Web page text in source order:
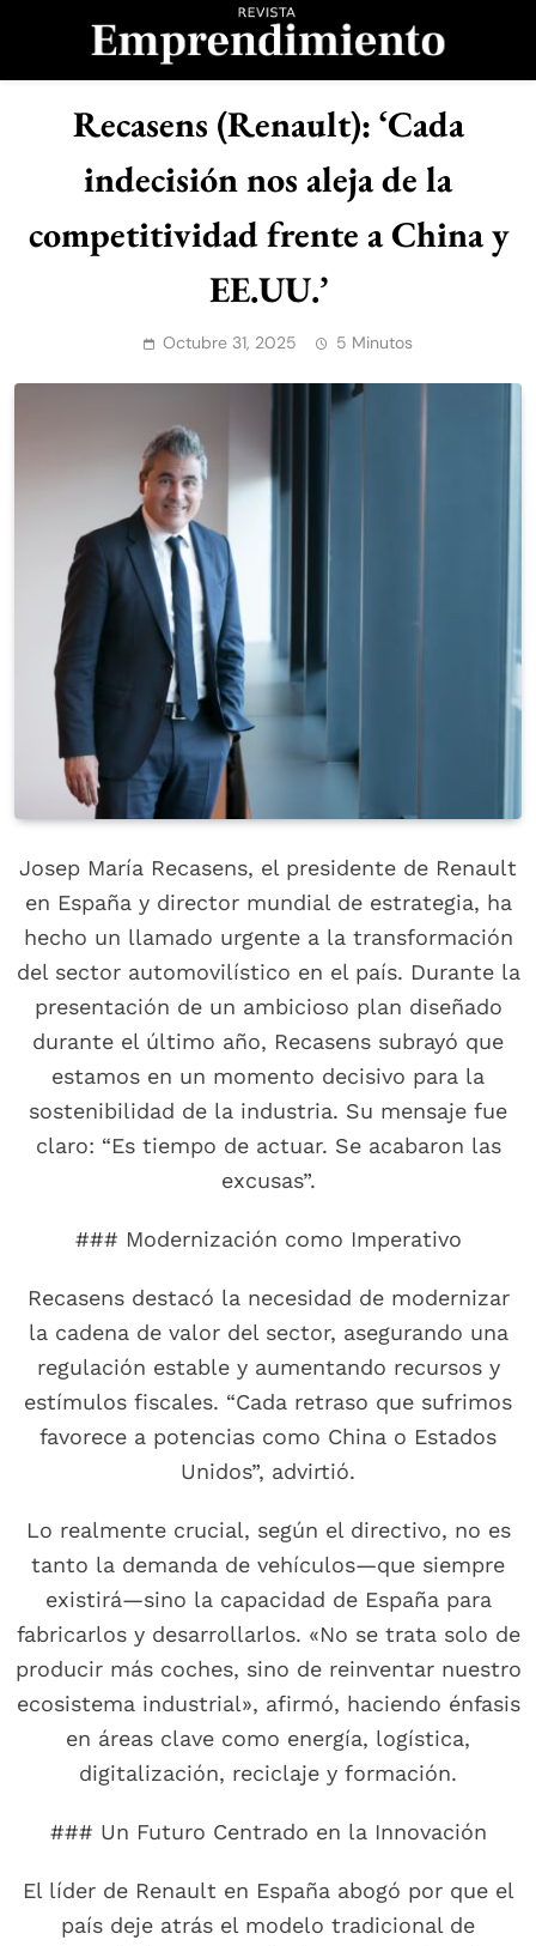
Revista
Emprendimiento
Recasens (Renault): ‘Cada
indecisión nos aleja de la
competitividad frente a China y
EE.UU.’
Octubre 31, 2025 5 Minutos
Josep María Recasens, el presidente de Renault
en España y director mundial de estrategia, ha
hecho un llamado urgente a la transformación
del sector automovilístico en el país. Durante la
presentación de un ambicioso plan diseñado
durante el último año, Recasens subrayó que
estamos en un momento decisivo para la
sostenibilidad de la industria. Su mensaje fue
claro: “Es tiempo de actuar. Se acabaron las
excusas”.
### Modernización como Imperativo
Recasens destacó la necesidad de modernizar
la cadena de valor del sector, asegurando una
regulación estable y aumentando recursos y
estímulos fiscales. “Cada retraso que sufrimos
favorece a potencias como China o Estados
Unidos”, advirtió.
Lo realmente crucial, según el directivo, no es
tanto la demanda de vehículos—que siempre
existirá—sino la capacidad de España para
fabricarlos y desarrollarlos. «No se trata solo de
producir más coches, sino de reinventar nuestro
ecosistema industrial», afirmó, haciendo énfasis
en áreas clave como energía, logística,
digitalización, reciclaje y formación.
### Un Futuro Centrado en la Innovación
El líder de Renault en España abogó por que el
país deje atrás el modelo tradicional de